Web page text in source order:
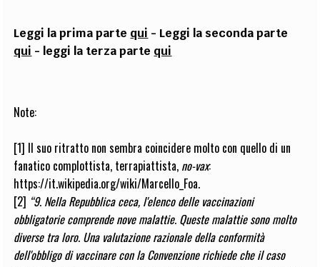
Leggi la prima parte qui - Leggi la seconda parte
qui - leggi la terza parte qui
Note:
[1] Il suo ritratto non sembra coincidere molto con quello di un
fanatico complottista, terrapiattista, no-vax:
https://it.wikipedia.org/wiki/Marcello_Foa.
[2] “9. Nella Repubblica ceca, l'elenco delle vaccinazioni
obbligatorie comprende nove malattie. Queste malattie sono molto
diverse tra loro. Una valutazione razionale della conformità
dell'obbligo di vaccinare con la Convenzione richiede che il caso